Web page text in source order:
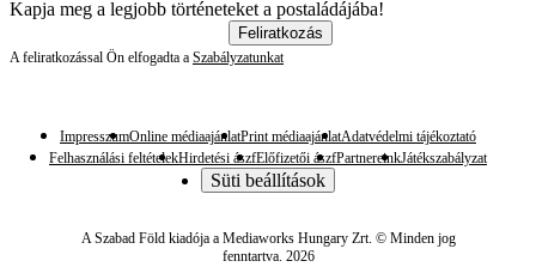
Kapja meg a legjobb történeteket a postaládájába!
Feliratkozás
A feliratkozással Ön elfogadta a Szabályzatunkat
ImpresszumOnline médiaajánlatPrint médiaajánlatAdatvédelmi tájékoztató
Felhasználási feltételekHirdetési ászfElőfizetői ászfPartnereinkJátékszabályzat
Süti beállítások
A Szabad Föld kiadója a Mediaworks Hungary Zrt. © Minden jog
fenntartva. 2026